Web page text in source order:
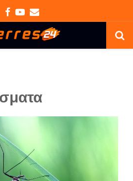
Facebook
Youtube
Email